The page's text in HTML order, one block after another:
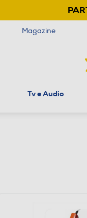
Magazine
Tv e Audio